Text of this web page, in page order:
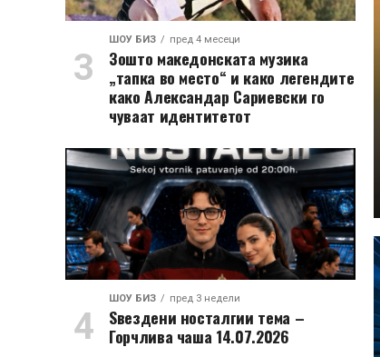
ШОУ БИЗ пред 4 месеци
Зошто македонската музика
„тапка во место“ и како легендите
како Александар Сариевски го
чуваат идентитетот
ШОУ БИЗ пред 3 недели
Ѕвездени носталгии тема –
Горчлива чаша 14.07.2026